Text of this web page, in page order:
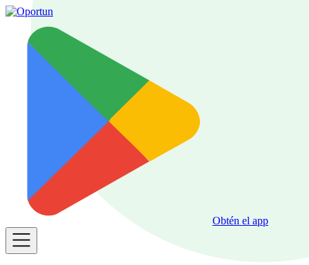
Obtén el app